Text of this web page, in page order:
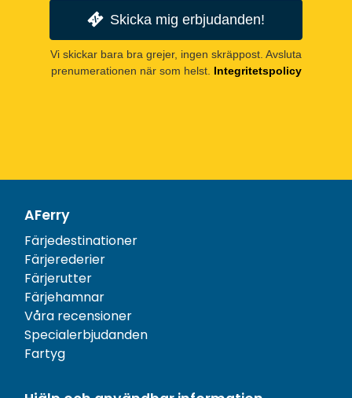
Skicka mig erbjudanden!
Vi skickar bara bra grejer, ingen skräppost. Avsluta
prenumerationen när som helst. Integritetspolicy
AFerry
Färjedestinationer
Färjerederier
Färjerutter
Färjehamnar
Våra recensioner
Specialerbjudanden
Fartyg